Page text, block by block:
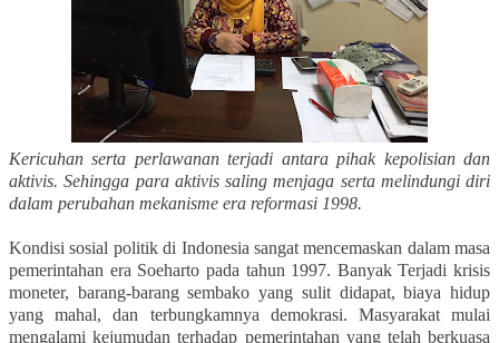
Kericuhan serta perlawanan terjadi antara pihak kepolisian dan
aktivis. Sehingga para aktivis saling menjaga serta melindungi diri
dalam perubahan mekanisme era reformasi 1998.
Kondisi sosial politik di Indonesia sangat mencemaskan dalam masa
pemerintahan era Soeharto pada tahun 1997. Banyak Terjadi krisis
moneter, barang-barang sembako yang sulit didapat, biaya hidup
yang mahal, dan terbungkamnya demokrasi. Masyarakat mulai
mengalami kejumudan terhadap pemerintahan yang telah berkuasa